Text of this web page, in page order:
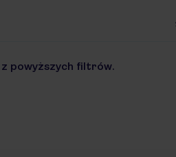
powyższych filtrów.